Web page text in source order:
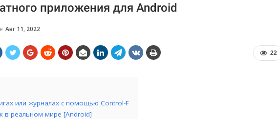
приложения для Android
Авг 11, 2022
22
или журналах с помощью Control-F
в реальном мире [Android]